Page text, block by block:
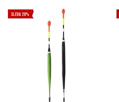
SLEVA 20%